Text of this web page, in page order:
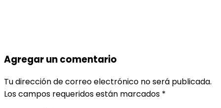
Agregar un comentario
Tu dirección de correo electrónico no será publicada.
Los campos requeridos están marcados *